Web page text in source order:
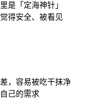
是「定海神针」
得安全、被看见
，容易被吃干抹净
己的需求